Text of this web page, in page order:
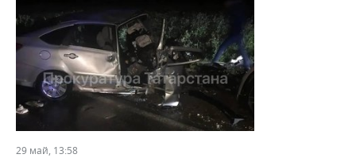
29 май, 13:58